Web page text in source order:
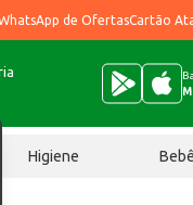
de OfertasCartão
Higiene